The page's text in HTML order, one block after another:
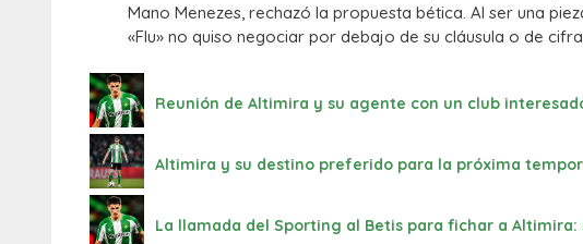
Mano Menezes, rechazó la propuesta bética. Al ser una
«Flu» no quiso negociar por debajo de su cláusula o de
Reunión de Altimira y su agente con un club
Altimira y su destino preferido para la próxima
La llamada del Sporting al Betis para fichar a